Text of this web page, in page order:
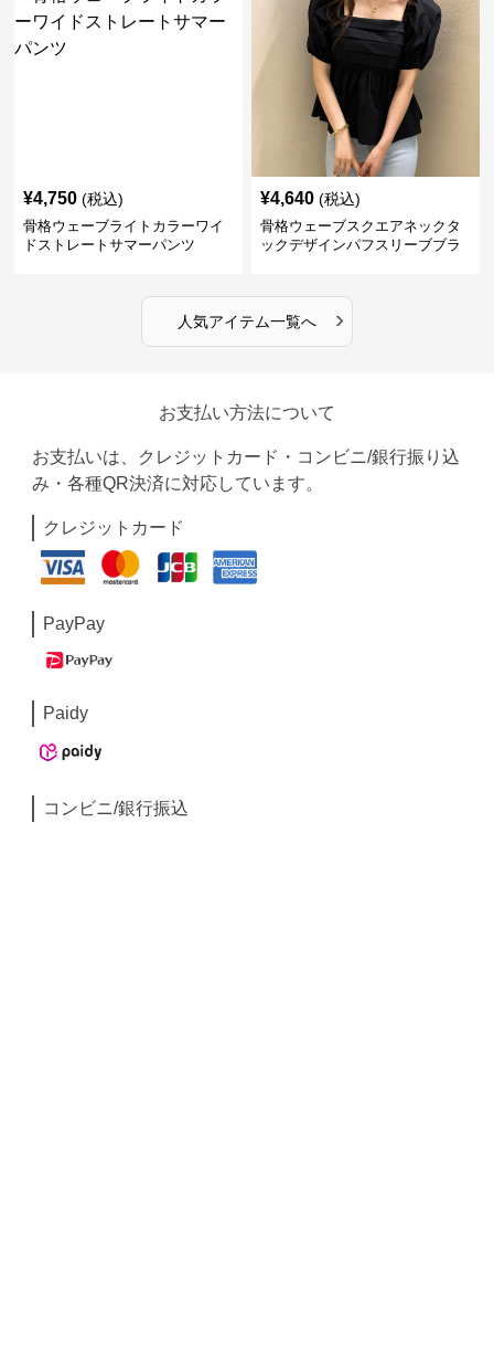
¥4,750 (税込)
骨格ウェーブライトカラーワイ
ドストレートサマーパンツ
¥4,640 (税込)
骨格ウェーブスクエアネックタ
ックデザインパフスリーブブラ
人気アイテム一覧へ ›
お支払い方法について
お支払いは、クレジットカード・コンビニ/銀行振り込
み・各種QR決済に対応しています。
クレジットカード
PayPay
Paidy
コンビニ/銀行振込